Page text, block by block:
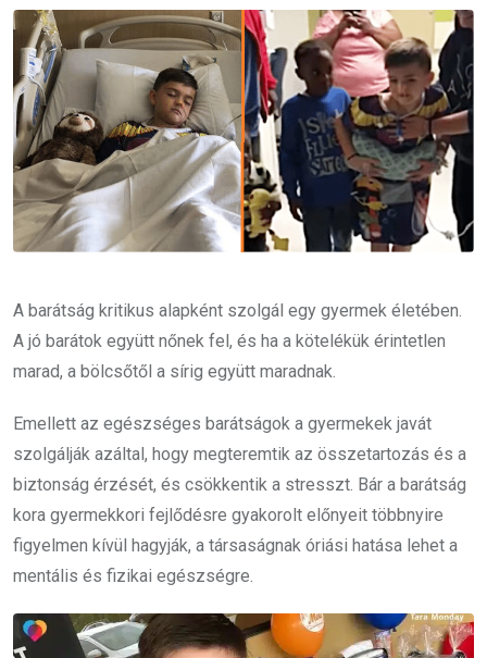
Email
A barátság kritikus alapként szolgál egy gyermek életében.
A jó barátok együtt nőnek fel, és ha a kötelékük érintetlen
marad, a bölcsőtől a sírig együtt maradnak.
Emellett az egészséges barátságok a gyermekek javát
szolgálják azáltal, hogy megteremtik az összetartozás és a
biztonság érzését, és csökkentik a stresszt. Bár a barátság
kora gyermekkori fejlődésre gyakorolt előnyeit többnyire
figyelmen kívül hagyják, a társaságnak óriási hatása lehet a
mentális és fizikai egészségre.